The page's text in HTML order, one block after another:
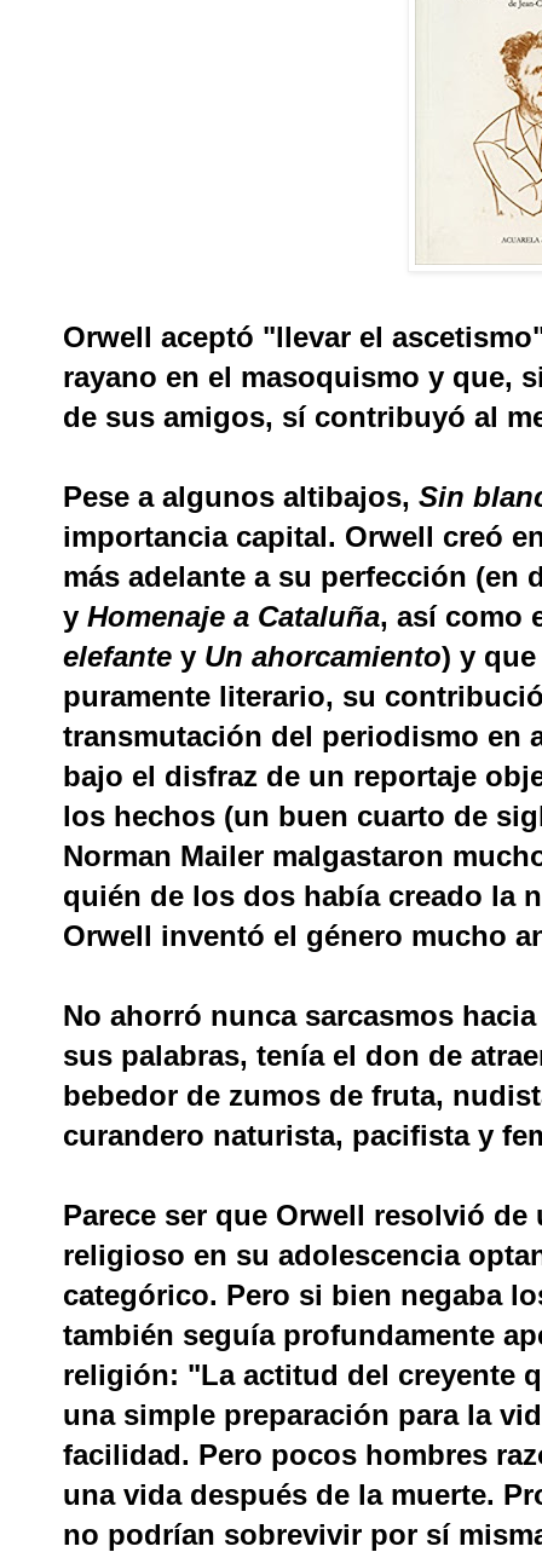
Orwell aceptó "llevar el
rayano en el masoquismo y que,
de sus amigos, sí contribuyó al
Pese a algunos altibajos, Sin
importancia capital. Orwell creó
más adelante a su perfección (en
y Homenaje a Cataluña, así como
elefante y Un ahorcamiento) y
puramente literario, su
transmutación del periodismo en
bajo el disfraz de un reportaje
los hechos (un buen cuarto de
Norman Mailer malgastaron
quién de los dos había creado la
Orwell inventó el género mucho
No ahorró nunca sarcasmos
sus palabras, tenía el don de
bebedor de zumos de fruta,
curandero naturista, pacifista y
Parece ser que Orwell resolvió
religioso en su adolescencia
categórico. Pero si bien negaba
también seguía profundamente
religión: "La actitud del creyente
una simple preparación para la
facilidad. Pero pocos hombres
una vida después de la muerte.
no podrían sobrevivir por sí